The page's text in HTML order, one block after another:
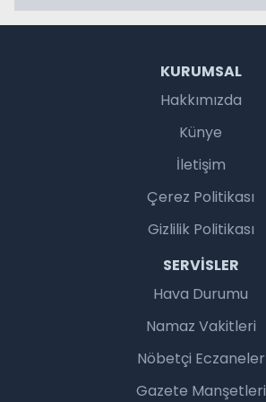
KURUMSAL
Hakkımızda
Künye
İletişim
Çerez Politikası
Gizlilik Politikası
SERVISLER
Hava Durumu
Namaz Vakitleri
Nöbetçi Eczaneler
Gazete Manşetleri